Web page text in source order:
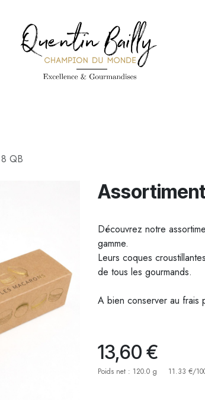
QB
Découvrez notre
gamme.
Leurs coques
de tous les gourmands.
A bien conserver au frais
13,60 €
Poids net : 120.0 g 11.33 €/